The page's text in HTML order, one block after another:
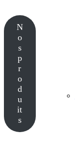
N
o
s
p
r
o
d
u
it
s